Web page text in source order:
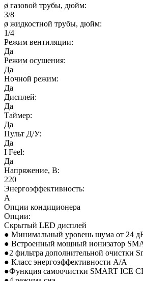
ø газовой трубы, дюйм:
3/8
ø жидкостной трубы, дюйм:
1/4
Режим вентиляции:
Да
Режим осушения:
Да
Ночной режим:
Да
Дисплей:
Да
Таймер:
Да
Пульт Д/У:
Да
I Feel:
Да
Напряжение, В:
220
Энергоэффективность:
А
Опции кондиционера
Опции:
Скрытый LED дисплей
● Минимальный уровень шума от 24
● Встроенный мощный ионизатор
●2 фильтра дополнительной очистки
● Класс энергоэффективности A/A
●Функция самоочистки SMART ICE